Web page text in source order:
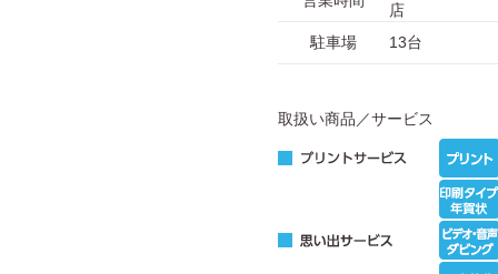
店
駐車場
13台
取扱い商品／サービス